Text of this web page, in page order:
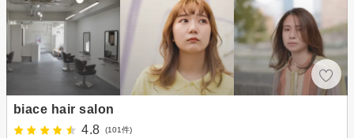
biace hair salon
4.8
(101件)